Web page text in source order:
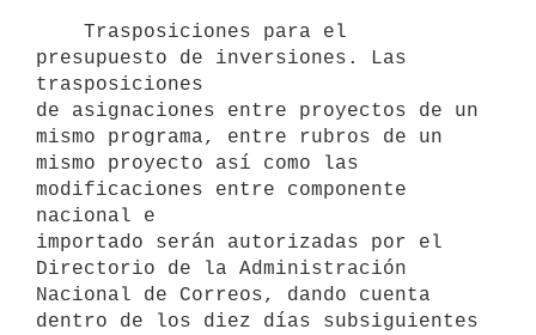
presupuesto de inversiones. Las
trasposiciones
de asignaciones entre proyectos de un
mismo programa, entre rubros de un
mismo proyecto así como las
modificaciones entre componente
nacional e
importado serán autorizadas por el
Directorio de la Administración
Nacional de Correos, dando cuenta
dentro de los diez días subsiguientes